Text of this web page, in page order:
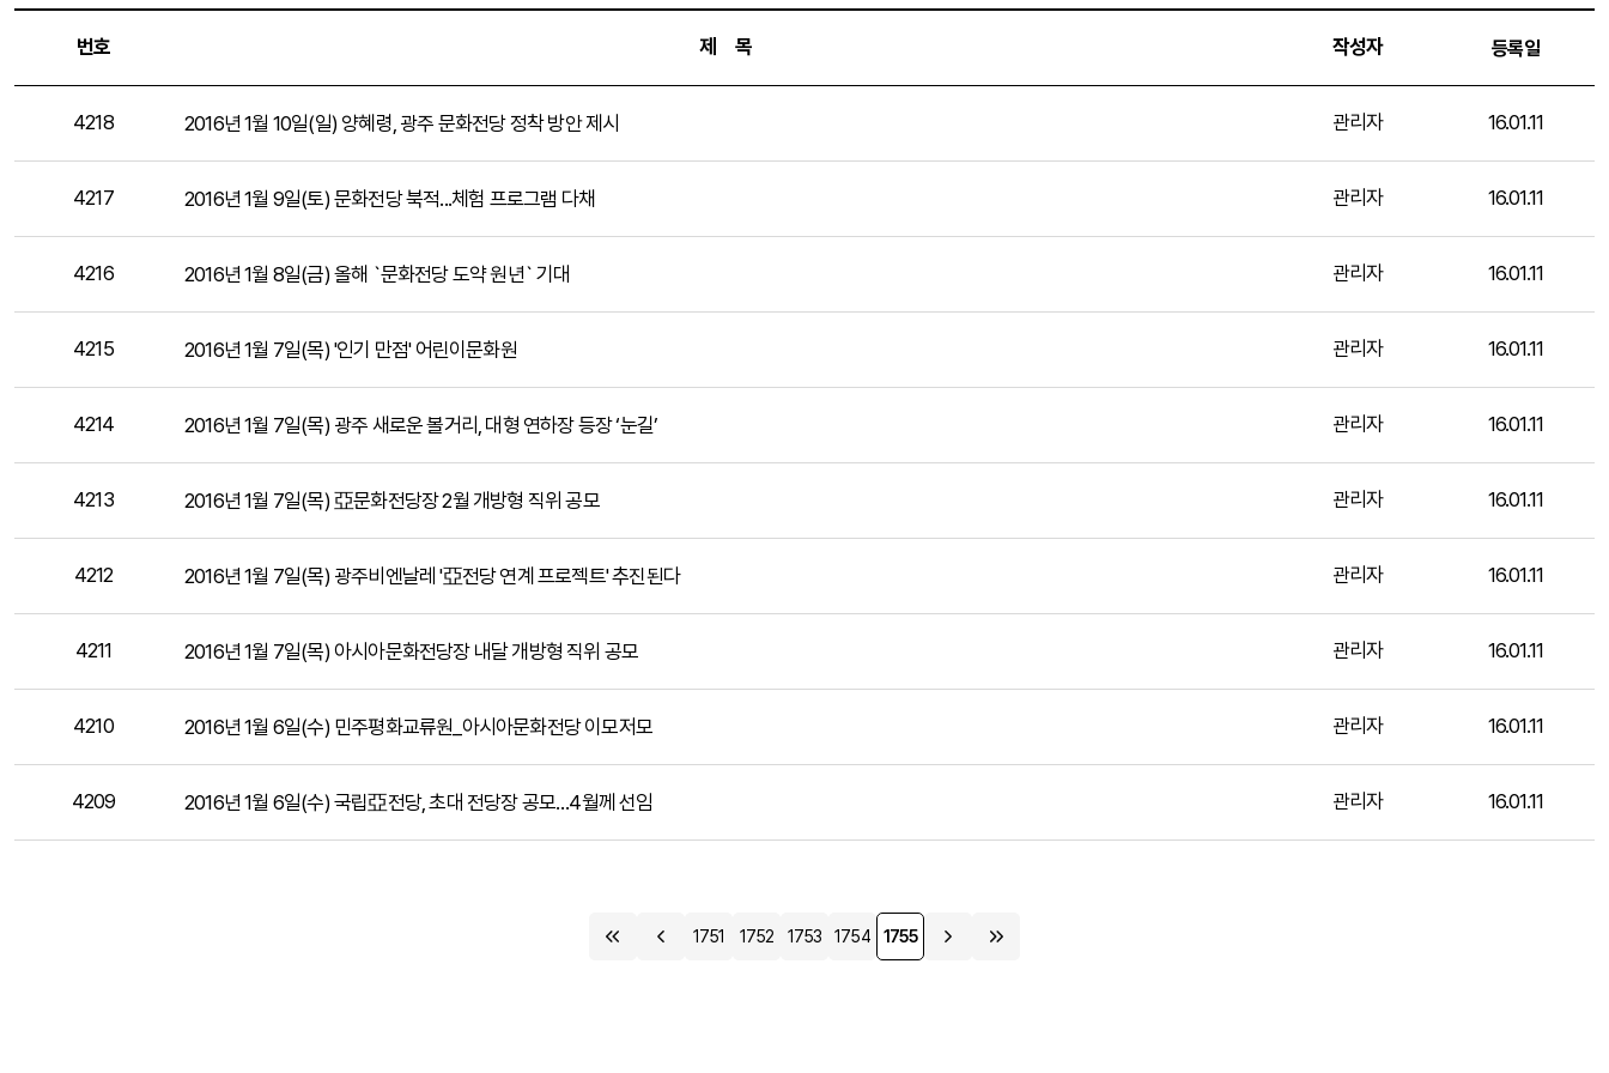
번호 제 목 작성자 등록일
4218 2016년 1월 10일(일) 양혜령, 광주 문화전당 정착 방안 제시 관리자 16.01.11
4217 2016년 1월 9일(토) 문화전당 북적...체험 프로그램 다채 관리자 16.01.11
4216 2016년 1월 8일(금) 올해 `문화전당 도약 원년` 기대 관리자 16.01.11
4215 2016년 1월 7일(목) '인기 만점' 어린이문화원 관리자 16.01.11
4214 2016년 1월 7일(목) 광주 새로운 볼거리, 대형 연하장 등장 ‘눈길’ 관리자 16.01.11
4213 2016년 1월 7일(목) 亞문화전당장 2월 개방형 직위 공모 관리자 16.01.11
4212 2016년 1월 7일(목) 광주비엔날레 '亞전당 연계 프로젝트' 추진된다 관리자 16.01.11
4211 2016년 1월 7일(목) 아시아문화전당장 내달 개방형 직위 공모 관리자 16.01.11
4210 2016년 1월 6일(수) 민주평화교류원_아시아문화전당 이모저모 관리자 16.01.11
4209 2016년 1월 6일(수) 국립亞전당, 초대 전당장 공모…4월께 선임 관리자 16.01.11
1751 1752 1753 1754 1755